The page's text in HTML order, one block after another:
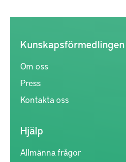
Kunskapsförmedlingen
Om oss
Press
Kontakta oss
Hjälp
Allmänna frågor